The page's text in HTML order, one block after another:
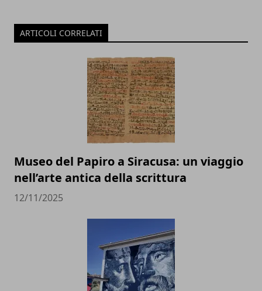
ARTICOLI CORRELATI
Museo del Papiro a Siracusa: un viaggio
nell’arte antica della scrittura
12/11/2025